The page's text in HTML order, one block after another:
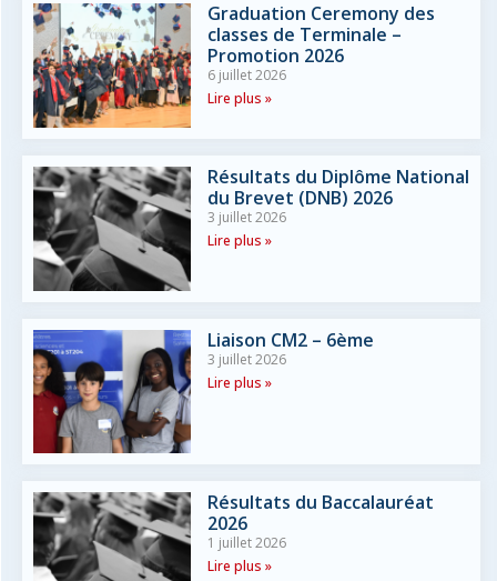
Graduation Ceremony des
classes de Terminale –
Promotion 2026
6 juillet 2026
Lire plus »
Résultats du Diplôme National
du Brevet (DNB) 2026
3 juillet 2026
Lire plus »
Liaison CM2 – 6ème
3 juillet 2026
Lire plus »
Résultats du Baccalauréat
2026
1 juillet 2026
Lire plus »